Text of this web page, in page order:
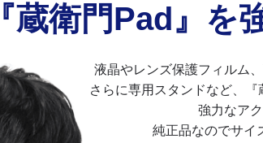
『蔵衛門Pad』を
液晶やレンズ保護フィルム、
さらに専用スタンドなど、
強力なア
純正品なのでサイ